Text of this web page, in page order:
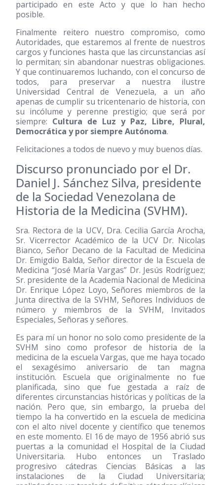
participado en este Acto y que lo han hecho
posible.
Finalmente reitero nuestro compromiso, como
Autoridades, que estaremos al frente de nuestros
cargos y funciones hasta que las circunstancias así
lo permitan; sin abandonar nuestras obligaciones.
Y que continuaremos luchando, con el concurso de
todos, para preservar a nuestra ilustre
Universidad Central de Venezuela, a un año
apenas de cumplir su tricentenario de historia, con
su incólume y perenne prestigio; que será por
siempre: Cultura de Luz y Paz, Libre, Plural,
Democrática y por siempre Autónoma.
Felicitaciones a todos de nuevo y muy buenos días.
Discurso pronunciado por el Dr.
Daniel J. Sánchez Silva, presidente
de la Sociedad Venezolana de
Historia de la Medicina (SVHM).
Sra. Rectora de la UCV, Dra. Cecilia García Arocha,
Sr. Vicerrector Académico de la UCV Dr. Nicolas
Bianco, Señor Decano de la Facultad de Medicina
Dr. Emigdio Balda, Señor director de la Escuela de
Medicina “José María Vargas” Dr. Jesús Rodríguez;
Sr. presidente de la Academia Nacional de Medicina
Dr. Enrique López Loyo, Señores miembros de la
Junta directiva de la SVHM, Señores Individuos de
número y miembros de la SVHM, Invitados
Especiales, Señoras y señores.
Es para mí un honor no solo como presidente de la
SVHM sino como profesor de historia de la
medicina de la escuela Vargas, que me haya tocado
el sexagésimo aniversario de tan magna
institución. Escuela que originalmente no fue
planificada, sino que fue gestada a raíz de
diferentes circunstancias históricas y políticas de la
nación. Pero que, sin embargo, la prueba del
tiempo la ha convertido en la escuela de medicina
con el alto nivel docente y científico que tenemos
en este momento. El 16 de mayo de 1956 abrió sus
puertas a la comunidad el Hospital de la Ciudad
Universitaria. Hubo entonces un Traslado
progresivo cátedras Ciencias Básicas a las
instalaciones de la Ciudad Universitaria;